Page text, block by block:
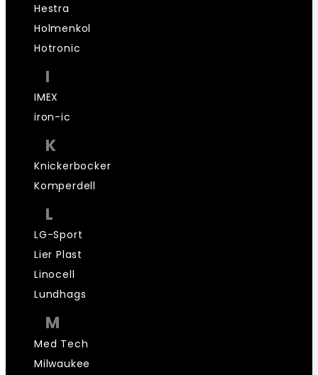
Hestra
Holmenkol
Hotronic
I
IMEX
iron-ic
K
Knickerbocker
Komperdell
L
LG-Sport
Lier Plast
Linocell
Lundhags
M
Med Tech
Milwaukee